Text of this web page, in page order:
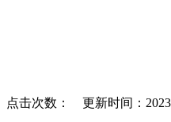
点击次数： 更新时间：